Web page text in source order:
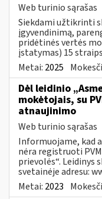
Web turinio sąrašas
Siekdami užtikrinti
įgyvendinimą,
pridėtinės vertės
įstatymas) 15
Metai: 2025
Dėl leidinio
mokėtojais, su
atnaujinimo
Web turinio sąrašas
Informuojame, kad
nėra registruoti
prievolės“. Leidinys
svetainėje adresu:
Metai: 2023